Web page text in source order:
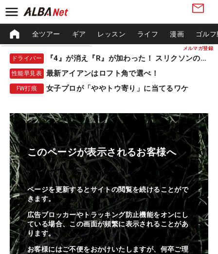
メルマガ登録
全ツアー ギア レッスン ライフ 漫画 ゴル
ドライバー 『4』が消え『R』が加わった！ スリクソンの新作
性能早見表 最新アイアンはロフト角で選べ！
FW打痕 女子プロが「ややトウ寄り」に当てるワケ
このページが表示されるお客様へ
ページを更新するとサイトの閲覧を続けることがで
きます。
広告ブロッカーやトラッキング防止機能をオンにし
ている場合、この画面が頻繁に表示されることがあ
ります。
お客様にはご不便をおかけいたしますが、何卒ご理